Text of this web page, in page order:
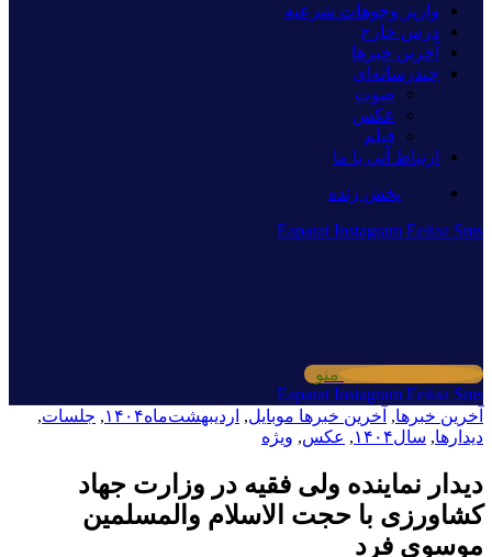
واریز وجوهات شرعیه
درس خارج
آخرین خبرها
چندرسانه‌ای
صوت
عکس
فیلم
ارتباط آنی با ما
پخش زنده
Eaparat Instagram Eeitaa Sms
منو
Eaparat Instagram Eeitaa Sms
آخرین خبرها, آخرین خبرها موبایل, اردیبهشت‌ماه۱۴۰۴ , جلسات,
دیدارها, سال۱۴۰۴ , عکس, ویژه
دیدار نماینده ولی فقیه در وزارت جهاد
کشاورزی با حجت الاسلام والمسلمین
موسوی فرد